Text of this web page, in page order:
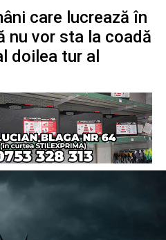
care lucrează în
nu vor sta la coadă
doilea tur al